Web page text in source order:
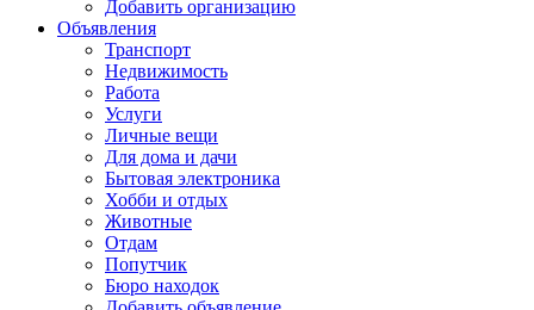
Добавить организацию
Объявления
Транспорт
Недвижимость
Работа
Услуги
Личные вещи
Для дома и дачи
Бытовая электроника
Хобби и отдых
Животные
Отдам
Попутчик
Бюро находок